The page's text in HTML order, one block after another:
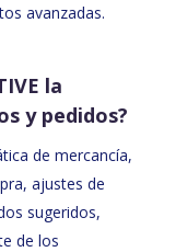
avanzadas.
la
y pedidos?
de mercancía,
ajustes de
sugeridos,
de los